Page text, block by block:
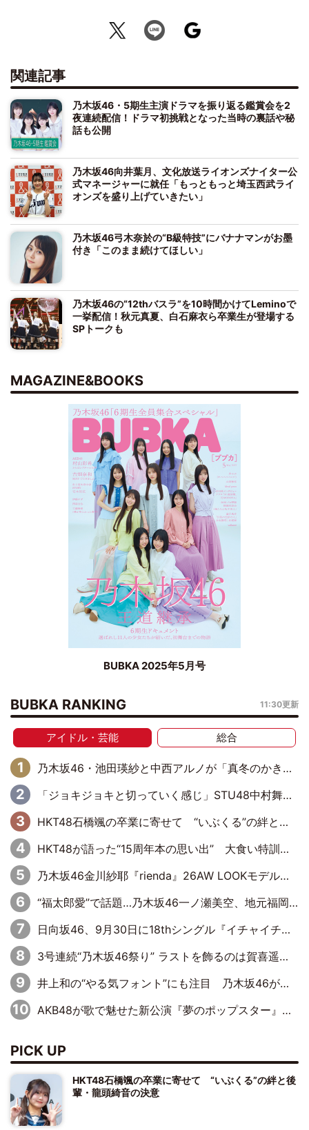
関連記事
乃木坂46・5期生主演ドラマを振り返る鑑賞会を2
夜連続配信！ドラマ初挑戦となった当時の裏話や秘
話も公開
乃木坂46向井葉月、文化放送ライオンズナイター公
式マネージャーに就任「もっともっと埼玉西武ライ
オンズを盛り上げていきたい」
乃木坂46弓木奈於の“B級特技”にバナナマンがお墨
付き「このまま続けてほしい」
乃木坂46の“12thバスラ”を10時間かけてLeminoで
一挙配信！秋元真夏、白石麻衣ら卒業生が登場する
SPトークも
MAGAZINE&BOOKS
BUBKA 2025年5月号
BUBKA RANKING 11:30更新
アイドル・芸能 総合
乃木坂46・池田瑛紗と中西アルノが「真冬のかき氷」騒動で火花散らす！ 因縁の裏にあるのは、逆境をともに“凌”ぐ似た者同士の絆
「ジョキジョキと切っていく感じ」STU48中村舞、新しい挑戦は自らの手で
HKT48石橋颯の卒業に寄せて “いぶくる”の絆と後輩・龍頭綺音の決意
HKT48が語った“15周年本の思い出” 大食い特訓・守護霊企画・制服グラビア…盛りだくさんの裏話
乃木坂46金川紗耶『rienda』26AW LOOKモデルに就任
“福太郎愛”で話題…乃木坂46一ノ瀬美空、地元福岡『めんべい25周年トップサポーター』に就任
日向坂46、9月30日に18thシングル『イチャイチャ虫』の発売決定！ フォーメーションは『日向坂で会いましょう』にて発表
3号連続“乃木坂46祭り” ラストを飾るのは賀喜遥香…5年ぶりの登場に「5年分大人になった私を見ていただけたら」
井上和の“やる気フォント”にも注目 乃木坂46が挑んだ書道パフォーマンスの舞台裏
AKB48が歌で魅せた新公演『夢のポップスター』 初日から全身全霊のステージ
PICK UP
HKT48石橋颯の卒業に寄せて “いぶくる”の絆と後
輩・龍頭綺音の決意